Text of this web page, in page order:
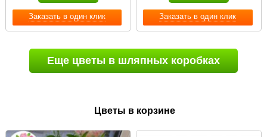
Заказать в один клик Заказать в один клик
Еще цветы в шляпных коробках
Цветы в корзине